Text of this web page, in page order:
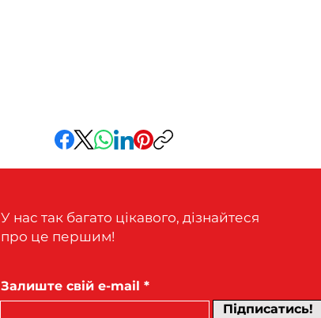
У нас так багато цікавого, дізнайтеся
про це першим!
Залиште свій e-mail
Підписатись!